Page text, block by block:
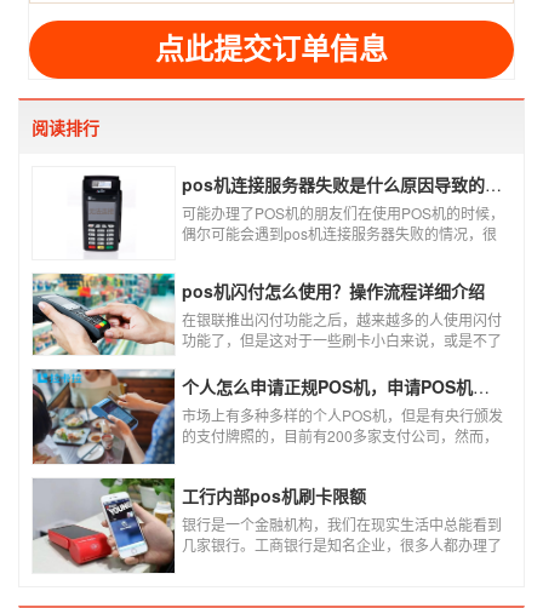
址
阅读排行
pos机连接服务器失败是什么原因导致的？附解决办法
可能办理了POS机的朋友们在使用POS机的时候，
偶尔可能会遇到pos机连接服务器失败的情况，很
失败是什么原因导致的？以及出现这种情况又该如
何解决。
pos机闪付怎么使用？操作流程详细介绍
在银联推出闪付功能之后，越来越多的人使用闪付
功能了，但是这对于一些刷卡小白来说，或是不了
闪付功能，因此，针对这种情况，下面小编就来给
大家讲一讲POS机闪付怎么挥卡操作交易。
个人怎么申请正规POS机，申请POS机需要注意什么？
市场上有多种多样的个人POS机，但是有央行颁发
的支付牌照的，目前有200多家支付公司，然而，
就很危险了，资金不到账、被盗刷的可能性大大增
加。
工行内部pos机刷卡限额
银行是一个金融机构，我们在现实生活中总能看到
几家银行。工商银行是知名企业，很多人都办理了